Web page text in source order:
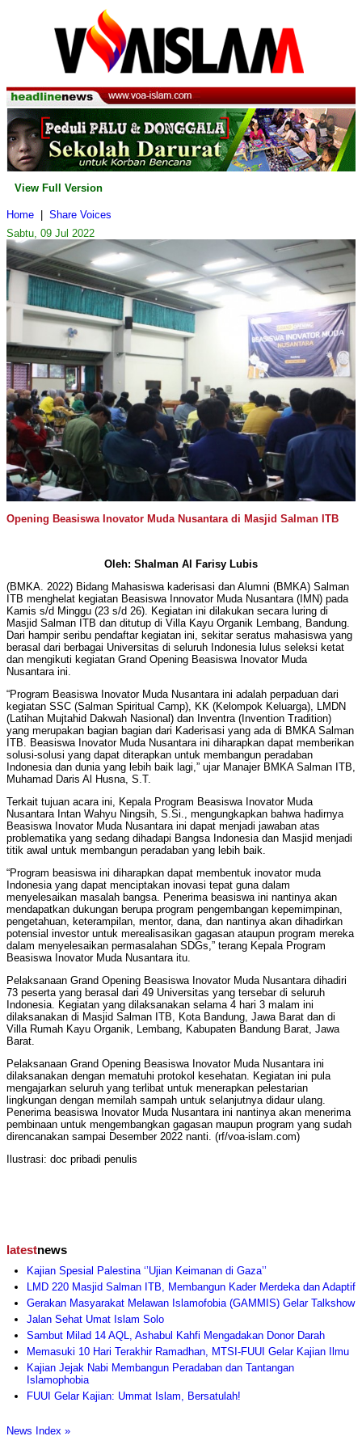
View Full Version
Home
Share Voices
Sabtu, 09 Jul 2022
Opening Beasiswa Inovator Muda Nusantara di Masjid Salman ITB
Oleh: Shalman Al Farisy Lubis
(BMKA. 2022) Bidang Mahasiswa kaderisasi dan Alumni (BMKA) Salman
ITB menghelat kegiatan Beasiswa Innovator Muda Nusantara (IMN) pada
Kamis s/d Minggu (23 s/d 26). Kegiatan ini dilakukan secara luring di
Masjid Salman ITB dan ditutup di Villa Kayu Organik Lembang, Bandung.
Dari hampir seribu pendaftar kegiatan ini, sekitar seratus mahasiswa yang
berasal dari berbagai Universitas di seluruh Indonesia lulus seleksi ketat
dan mengikuti kegiatan Grand Opening Beasiswa Inovator Muda
Nusantara ini.
“Program Beasiswa Inovator Muda Nusantara ini adalah perpaduan dari
kegiatan SSC (Salman Spiritual Camp), KK (Kelompok Keluarga), LMDN
(Latihan Mujtahid Dakwah Nasional) dan Inventra (Invention Tradition)
yang merupakan bagian bagian dari Kaderisasi yang ada di BMKA Salman
ITB. Beasiswa Inovator Muda Nusantara ini diharapkan dapat memberikan
solusi-solusi yang dapat diterapkan untuk membangun peradaban
Indonesia dan dunia yang lebih baik lagi,” ujar Manajer BMKA Salman ITB,
Muhamad Daris Al Husna, S.T.
Terkait tujuan acara ini, Kepala Program Beasiswa Inovator Muda
Nusantara Intan Wahyu Ningsih, S.Si., mengungkapkan bahwa hadirnya
Beasiswa Inovator Muda Nusantara ini dapat menjadi jawaban atas
problematika yang sedang dihadapi Bangsa Indonesia dan Masjid menjadi
titik awal untuk membangun peradaban yang lebih baik.
“Program beasiswa ini diharapkan dapat membentuk inovator muda
Indonesia yang dapat menciptakan inovasi tepat guna dalam
menyelesaikan masalah bangsa. Penerima beasiswa ini nantinya akan
mendapatkan dukungan berupa program pengembangan kepemimpinan,
pengetahuan, keterampilan, mentor, dana, dan nantinya akan dihadirkan
potensial investor untuk merealisasikan gagasan ataupun program mereka
dalam menyelesaikan permasalahan SDGs,” terang Kepala Program
Beasiswa Inovator Muda Nusantara itu.
Pelaksanaan Grand Opening Beasiswa Inovator Muda Nusantara dihadiri
73 peserta yang berasal dari 49 Universitas yang tersebar di seluruh
Indonesia. Kegiatan yang dilaksanakan selama 4 hari 3 malam ini
dilaksanakan di Masjid Salman ITB, Kota Bandung, Jawa Barat dan di
Villa Rumah Kayu Organik, Lembang, Kabupaten Bandung Barat, Jawa
Barat.
Pelaksanaan Grand Opening Beasiswa Inovator Muda Nusantara ini
dilaksanakan dengan mematuhi protokol kesehatan. Kegiatan ini pula
mengajarkan seluruh yang terlibat untuk menerapkan pelestarian
lingkungan dengan memilah sampah untuk selanjutnya didaur ulang.
Penerima beasiswa Inovator Muda Nusantara ini nantinya akan menerima
pembinaan untuk mengembangkan gagasan maupun program yang sudah
direncanakan sampai Desember 2022 nanti. (rf/voa-islam.com)
Ilustrasi: doc pribadi penulis
latestnews
Kajian Spesial Palestina ‘’Ujian Keimanan di Gaza’’
LMD 220 Masjid Salman ITB, Membangun Kader Merdeka dan Adaptif
Gerakan Masyarakat Melawan Islamofobia (GAMMIS) Gelar Talkshow
Jalan Sehat Umat Islam Solo
Sambut Milad 14 AQL, Ashabul Kahfi Mengadakan Donor Darah
Memasuki 10 Hari Terakhir Ramadhan, MTSI-FUUI Gelar Kajian Ilmu
Kajian Jejak Nabi Membangun Peradaban dan Tantangan
Islamophobia
FUUI Gelar Kajian: Ummat Islam, Bersatulah!
News Index »